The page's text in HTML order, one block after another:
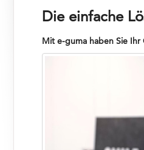
Die einfache
Mit e-guma haben Sie